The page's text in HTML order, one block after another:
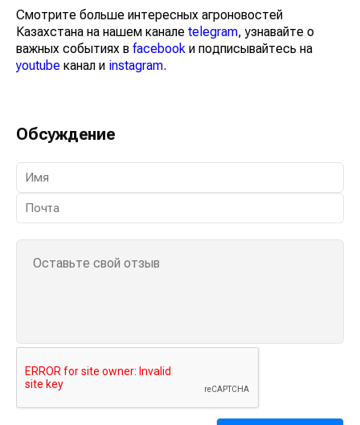
Смотрите больше интересных агроновостей
Казахстана на нашем канале telegram, узнавайте о
важных событиях в facebook и подписывайтесь на
youtube канал и instagram.
Обсуждение